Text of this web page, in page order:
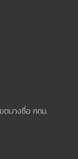
ตบางซื่อ กทม.